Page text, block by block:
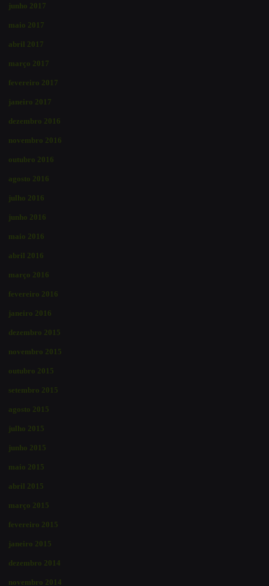
junho 2017
maio 2017
abril 2017
março 2017
fevereiro 2017
janeiro 2017
dezembro 2016
novembro 2016
outubro 2016
agosto 2016
julho 2016
junho 2016
maio 2016
abril 2016
março 2016
fevereiro 2016
janeiro 2016
dezembro 2015
novembro 2015
outubro 2015
setembro 2015
agosto 2015
julho 2015
junho 2015
maio 2015
abril 2015
março 2015
fevereiro 2015
janeiro 2015
dezembro 2014
novembro 2014